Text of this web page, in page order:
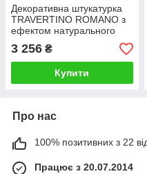
Декоративна штукатурка
TRAVERTINO ROMANO з
ефектом натурального
3 256 ₴
Купити
Про нас
100% позитивних з 22
Працює з 20.07.2014